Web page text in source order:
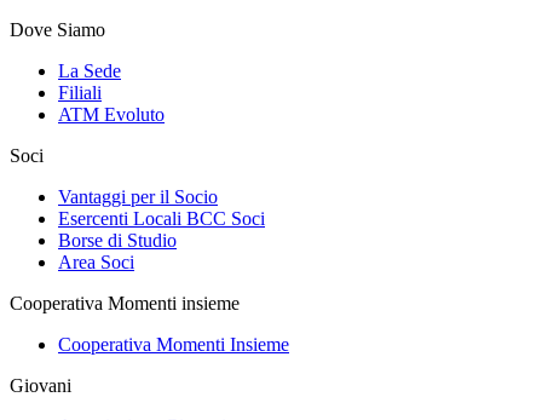
Dove Siamo
La Sede
Filiali
ATM Evoluto
Soci
Vantaggi per il Socio
Esercenti Locali BCC Soci
Borse di Studio
Area Soci
Cooperativa Momenti insieme
Cooperativa Momenti Insieme
Giovani